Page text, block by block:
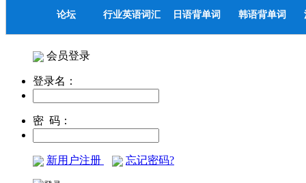
论坛
行业英语词汇 日语背单词 韩语背单词
会员登录
登录名：
密 码：
新用户注册 忘记密码?